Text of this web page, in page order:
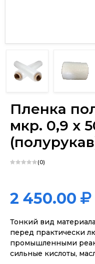
Пленка
мкр. 0,9 х
(0)
2 450.00
Тонкий вид
перед практически
промышленными
сильные кислоты,